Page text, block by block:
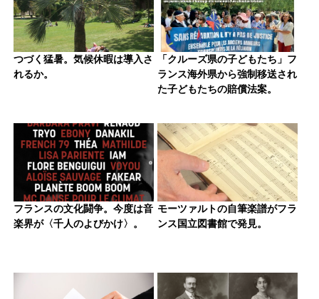
つづく猛暑。気候休暇は導入さ
れるか。
「クルーズ県の子どもたち」フ
ランス海外県から強制移送され
た子どもたちの賠償法案。
フランスの文化闘争。今度は音
楽界が〈千人のよびかけ〉。
モーツァルトの自筆楽譜がフラ
ンス国立図書館で発見。